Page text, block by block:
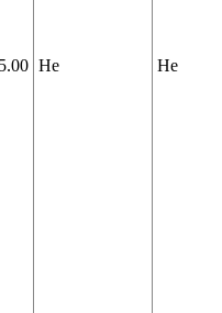
5.00 Не Не